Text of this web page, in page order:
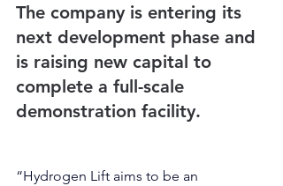
The company is entering its
next development phase and
is raising new capital to
complete a full-scale
demonstration facility.
“Hydrogen Lift aims to be an